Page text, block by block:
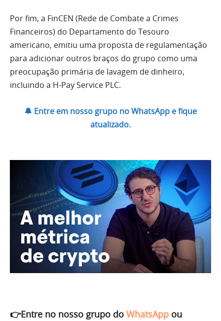
Por fim, a FinCEN (Rede de Combate a Crimes
Financeiros) do Departamento do Tesouro
americano, emitiu uma proposta de regulamentação
para adicionar outros braços do grupo como uma
preocupação primária de lavagem de dinheiro,
incluindo a H-Pay Service PLC.
🔔 Entre em nosso grupo no WhatsApp e fique
atualizado.
👉Entre no nosso grupo do WhatsApp ou